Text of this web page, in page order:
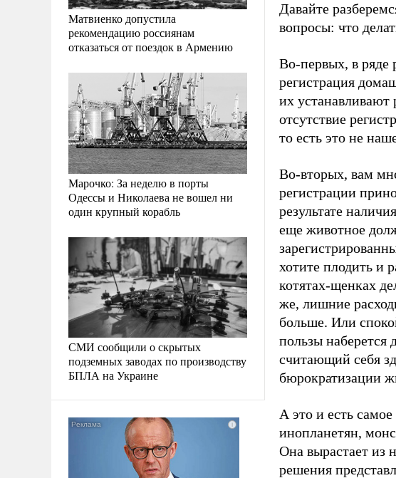
Матвиенко допустила
рекомендацию россиянам
отказаться от поездок в Армению
Марочко: За неделю в порты
Одессы и Николаева не вошел ни
один крупный корабль
СМИ сообщили о скрытых
подземных заводах по производству
БПЛА на Украине
Давайте
вопросы: что
Во-первых, в ряде
регистрация
их устанавливают
отсутствие
то есть это не
Во-вторых, вам
регистрации
результате
еще животное
хотите плодить и
котятах-щенках
же, лишние
больше. Или
пользы наберется
считающий себя
бюрократизации
А это и есть
инопланетян,
Она вырастает из
решения